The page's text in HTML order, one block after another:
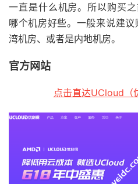
一直是什么机房。所以购买
哪个机房好些。一般来说建
湾机房、或者是内地机房。
官方网站
点击直达UCloud（